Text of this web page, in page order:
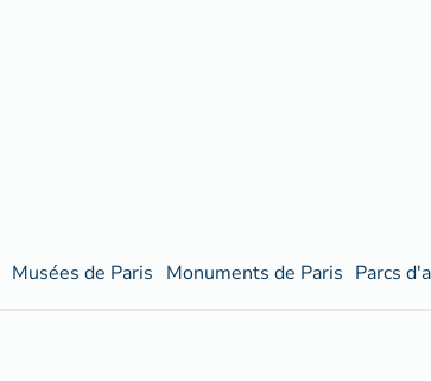
Musées de Paris Monuments de Paris Parcs